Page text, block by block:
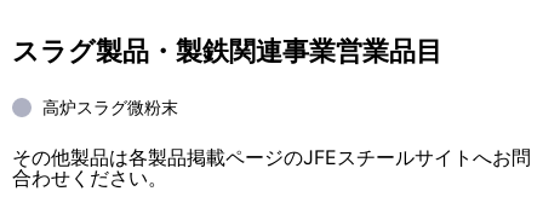
スラグ製品・製鉄関連事業営業品目
高炉スラグ微粉末
その他製品は各製品掲載ページのJFEスチールサイトへお問
合わせください。